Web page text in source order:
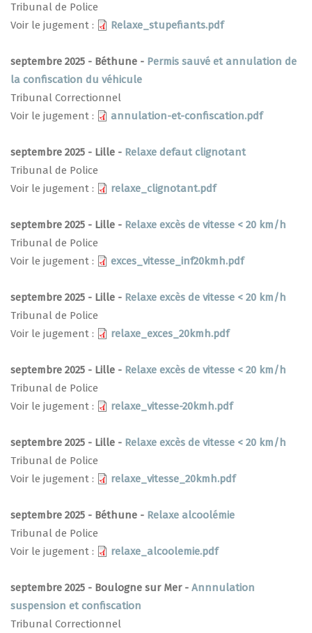
Tribunal de Police
Voir le jugement :
Relaxe_stupefiants.pdf
septembre 2025 - Béthune - Permis sauvé et annulation de
la confiscation du véhicule
Tribunal Correctionnel
Voir le jugement :
annulation-et-confiscation.pdf
septembre 2025 - Lille - Relaxe defaut clignotant
Tribunal de Police
Voir le jugement :
relaxe_clignotant.pdf
septembre 2025 - Lille - Relaxe excès de vitesse < 20 km/h
Tribunal de Police
Voir le jugement :
exces_vitesse_inf20kmh.pdf
septembre 2025 - Lille - Relaxe excès de vitesse < 20 km/h
Tribunal de Police
Voir le jugement :
relaxe_exces_20kmh.pdf
septembre 2025 - Lille - Relaxe excès de vitesse < 20 km/h
Tribunal de Police
Voir le jugement :
relaxe_vitesse-20kmh.pdf
septembre 2025 - Lille - Relaxe excès de vitesse < 20 km/h
Tribunal de Police
Voir le jugement :
relaxe_vitesse_20kmh.pdf
septembre 2025 - Béthune - Relaxe alcoolémie
Tribunal de Police
Voir le jugement :
relaxe_alcoolemie.pdf
septembre 2025 - Boulogne sur Mer - Annnulation
suspension et confiscation
Tribunal Correctionnel